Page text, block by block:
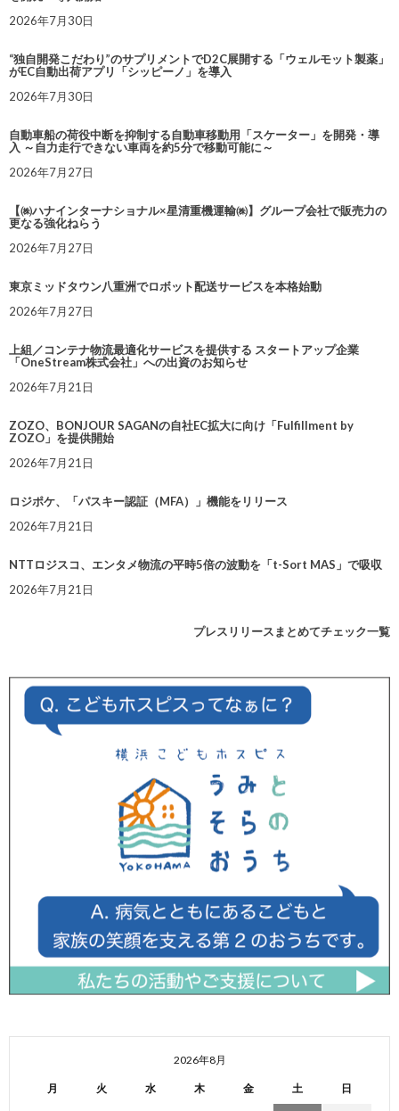
2026年7月30日
“独自開発こだわり”のサプリメントでD2C展開する「ウェルモット製薬」
がEC自動出荷アプリ「シッピーノ」を導入
2026年7月30日
自動車船の荷役中断を抑制する自動車移動用「スケーター」を開発・導
入 ～自力走行できない車両を約5分で移動可能に～
2026年7月27日
【㈱ハナインターナショナル×星清重機運輸㈱】グループ会社で販売力の
更なる強化ねらう
2026年7月27日
東京ミッドタウン八重洲でロボット配送サービスを本格始動
2026年7月27日
上組／コンテナ物流最適化サービスを提供する スタートアップ企業
「OneStream株式会社」への出資のお知らせ
2026年7月21日
ZOZO、BONJOUR SAGANの自社EC拡大に向け「Fulfillment by
ZOZO」を提供開始
2026年7月21日
ロジポケ、「パスキー認証（MFA）」機能をリリース
2026年7月21日
NTTロジスコ、エンタメ物流の平時5倍の波動を「t-Sort MAS」で吸収
2026年7月21日
プレスリリースまとめてチェック一覧
2026年8月
月 火 水 木 金 土 日